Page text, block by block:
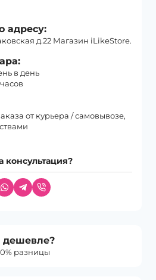
адресу:
д.22 Магазин iLikeStore.
в день
от курьера / самовывозе,
консультация?
разницы